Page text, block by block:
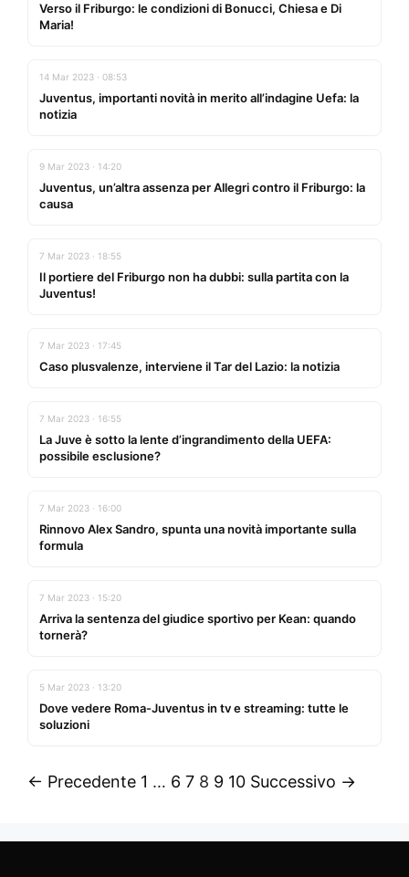
Verso il Friburgo: le condizioni di Bonucci, Chiesa e Di
Maria!
14 Mar 2023 · 08:53
Juventus, importanti novità in merito all’indagine Uefa: la
notizia
9 Mar 2023 · 14:20
Juventus, un’altra assenza per Allegri contro il Friburgo: la
causa
7 Mar 2023 · 18:55
Il portiere del Friburgo non ha dubbi: sulla partita con la
Juventus!
7 Mar 2023 · 17:45
Caso plusvalenze, interviene il Tar del Lazio: la notizia
7 Mar 2023 · 16:55
La Juve è sotto la lente d’ingrandimento della UEFA:
possibile esclusione?
7 Mar 2023 · 16:00
Rinnovo Alex Sandro, spunta una novità importante sulla
formula
7 Mar 2023 · 15:20
Arriva la sentenza del giudice sportivo per Kean: quando
tornerà?
5 Mar 2023 · 13:20
Dove vedere Roma-Juventus in tv e streaming: tutte le
soluzioni
← Precedente 1 … 6 7 8 9 10 Successivo →